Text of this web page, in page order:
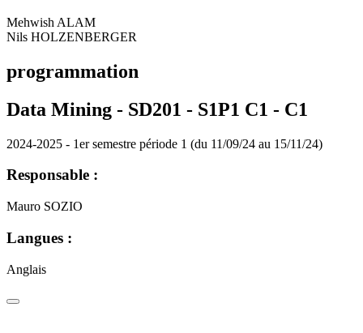
Mehwish ALAM
Nils HOLZENBERGER
programmation
Data Mining - SD201 - S1P1 C1 - C1
2024-2025 - 1er semestre période 1 (du 11/09/24 au 15/11/24)
Responsable :
Mauro SOZIO
Langues :
Anglais